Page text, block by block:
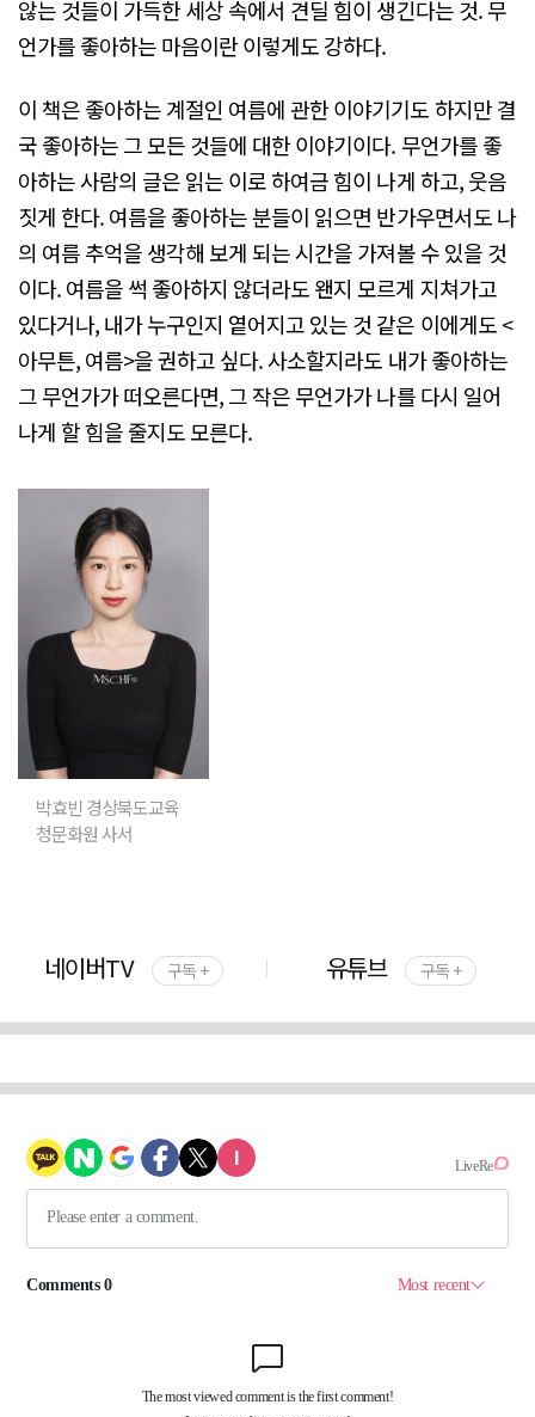
않는 것들이 가득한 세상 속에서 견딜 힘이 생긴다는 것. 무
언가를 좋아하는 마음이란 이렇게도 강하다.
이 책은 좋아하는 계절인 여름에 관한 이야기기도 하지만 결
국 좋아하는 그 모든 것들에 대한 이야기이다. 무언가를 좋
아하는 사람의 글은 읽는 이로 하여금 힘이 나게 하고, 웃음
짓게 한다. 여름을 좋아하는 분들이 읽으면 반가우면서도 나
의 여름 추억을 생각해 보게 되는 시간을 가져볼 수 있을 것
이다. 여름을 썩 좋아하지 않더라도 왠지 모르게 지쳐가고
있다거나, 내가 누구인지 옅어지고 있는 것 같은 이에게도 <
아무튼, 여름>을 권하고 싶다. 사소할지라도 내가 좋아하는
그 무언가가 떠오른다면, 그 작은 무언가가 나를 다시 일어
나게 할 힘을 줄지도 모른다.
박효빈 경상북도교육
청문화원 사서
네이버TV 구독 + 유튜브 구독 +